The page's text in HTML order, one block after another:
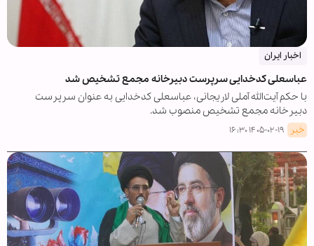
اخبار ایران
عباسعلی کدخدایی سرپرست دبیرخانه مجمع تشخیص شد
با حکم آیت‌الله آملی لاریجانی، عباسعلی کدخدایی به عنوان سرپرست
دبیرخانه مجمع تشخیص منصوب شد.
خبر ۱۴۰۵-۰۲-۱۹ ۱۶:۳۰